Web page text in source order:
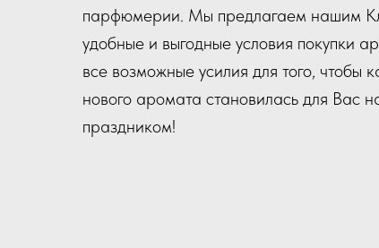
парфюмерии. Мы предлагаем нашим
удобные и выгодные условия покупки
все возможные усилия для того, чтобы
нового аромата становилась для Вас
праздником!